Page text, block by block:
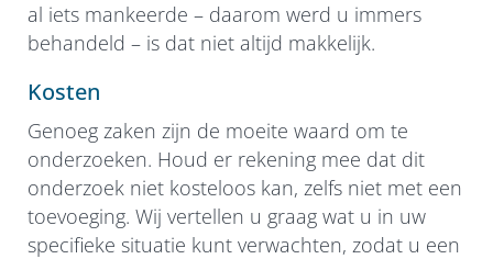
al iets mankeerde – daarom werd u immers
behandeld – is dat niet altijd makkelijk.
Kosten
Genoeg zaken zijn de moeite waard om te
onderzoeken. Houd er rekening mee dat dit
onderzoek niet kosteloos kan, zelfs niet met een
toevoeging. Wij vertellen u graag wat u in uw
specifieke situatie kunt verwachten, zodat u een